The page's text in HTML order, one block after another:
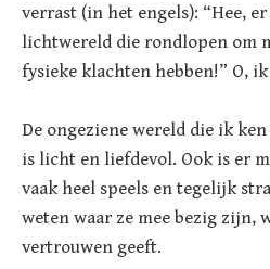
verrast (in het engels): “Hee,
lichtwereld die rondlopen om
fysieke klachten hebben!” O,
De ongeziene wereld die ik
is licht en liefdevol. Ook is er
vaak heel speels en tegelijk
weten waar ze mee bezig zijn,
vertrouwen geeft.